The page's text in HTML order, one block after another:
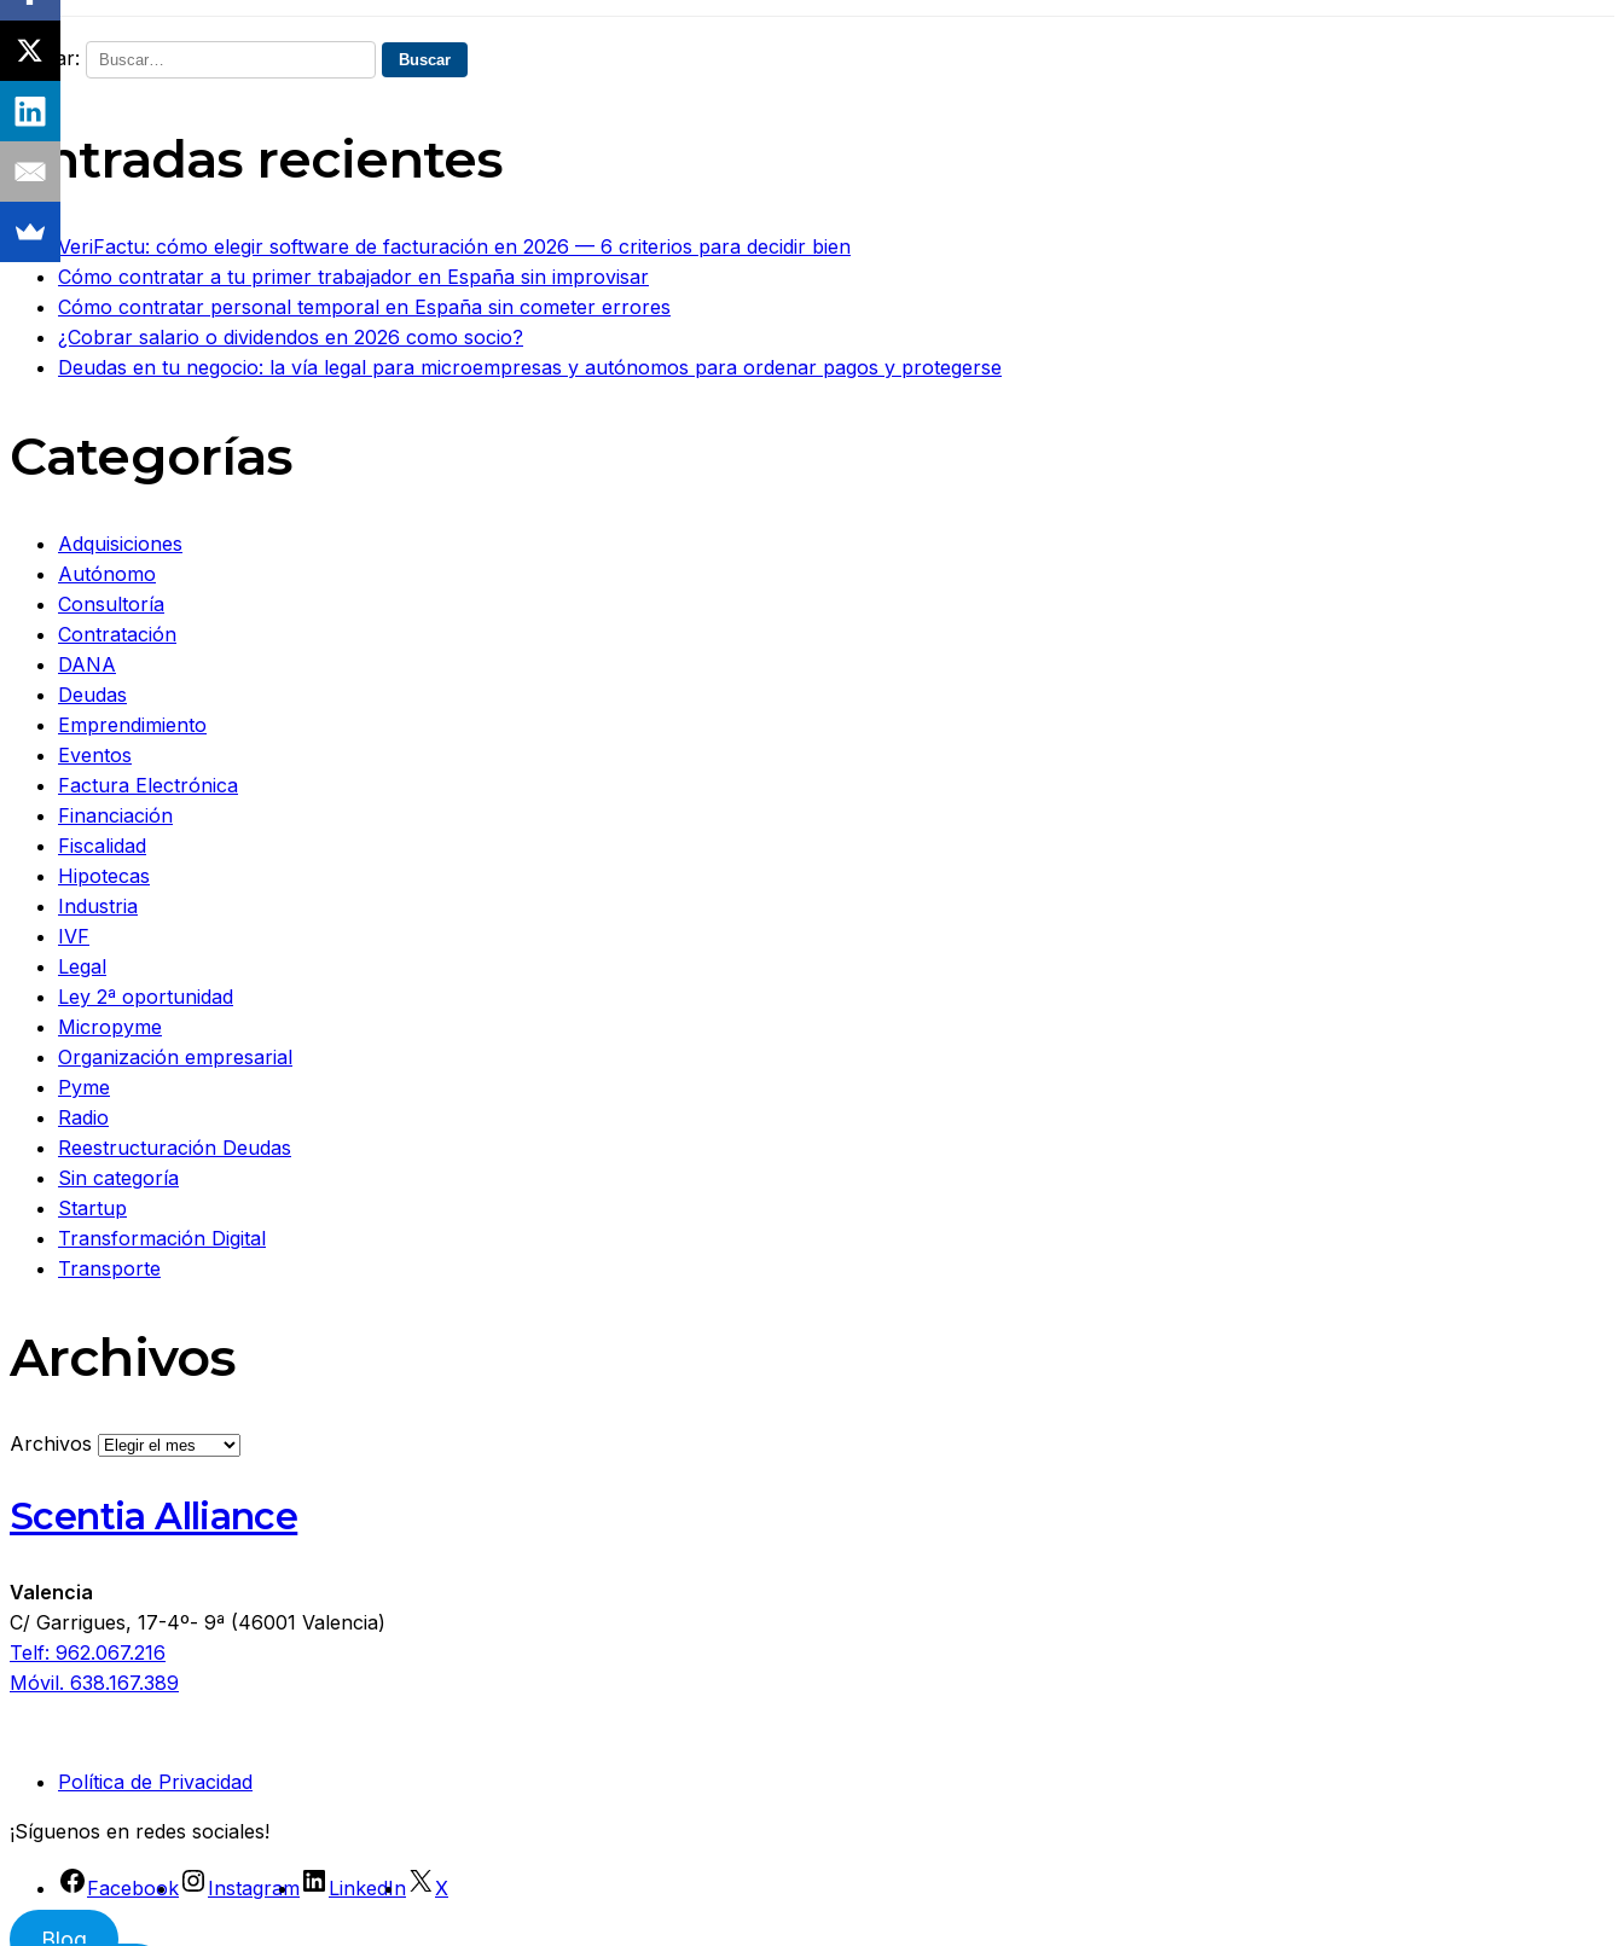
Buscar:
Entradas recientes
VeriFactu: cómo elegir software de facturación en 2026 — 6 criterios para decidir bien
Cómo contratar a tu primer trabajador en España sin improvisar
Cómo contratar personal temporal en España sin cometer errores
¿Cobrar salario o dividendos en 2026 como socio?
Deudas en tu negocio: la vía legal para microempresas y autónomos para ordenar pagos y protegerse
Categorías
Adquisiciones
Autónomo
Consultoría
Contratación
DANA
Deudas
Emprendimiento
Eventos
Factura Electrónica
Financiación
Fiscalidad
Hipotecas
Industria
IVF
Legal
Ley 2ª oportunidad
Micropyme
Organización empresarial
Pyme
Radio
Reestructuración Deudas
Sin categoría
Startup
Transformación Digital
Transporte
Archivos
Archivos
Scentia Alliance
Valencia
C/ Garrigues, 17-4º- 9ª (46001 Valencia)
Telf: 962.067.216
Móvil. 638.167.389
Política de Privacidad
¡Síguenos en redes sociales!
Facebook Instagram LinkedIn X
Blog